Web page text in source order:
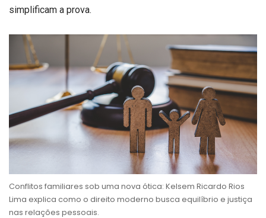
simplificam a prova.
Conflitos familiares sob uma nova ótica: Kelsem Ricardo Rios
Lima explica como o direito moderno busca equilíbrio e justiça
nas relações pessoais.